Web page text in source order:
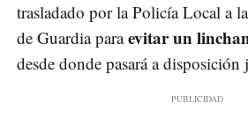
trasladado por la Policía Local a
de Guardia paraevitar un
desde donde pasará a